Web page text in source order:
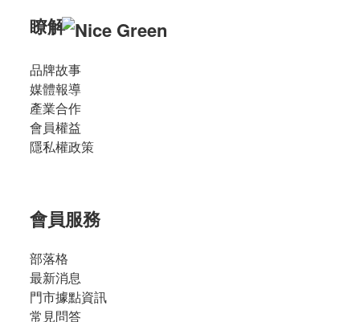
瞭解
品牌故事
媒體報導
產業合作
會員權益
隱私權政策
會員服務
部落格
最新消息
門市據點資訊
常見問答